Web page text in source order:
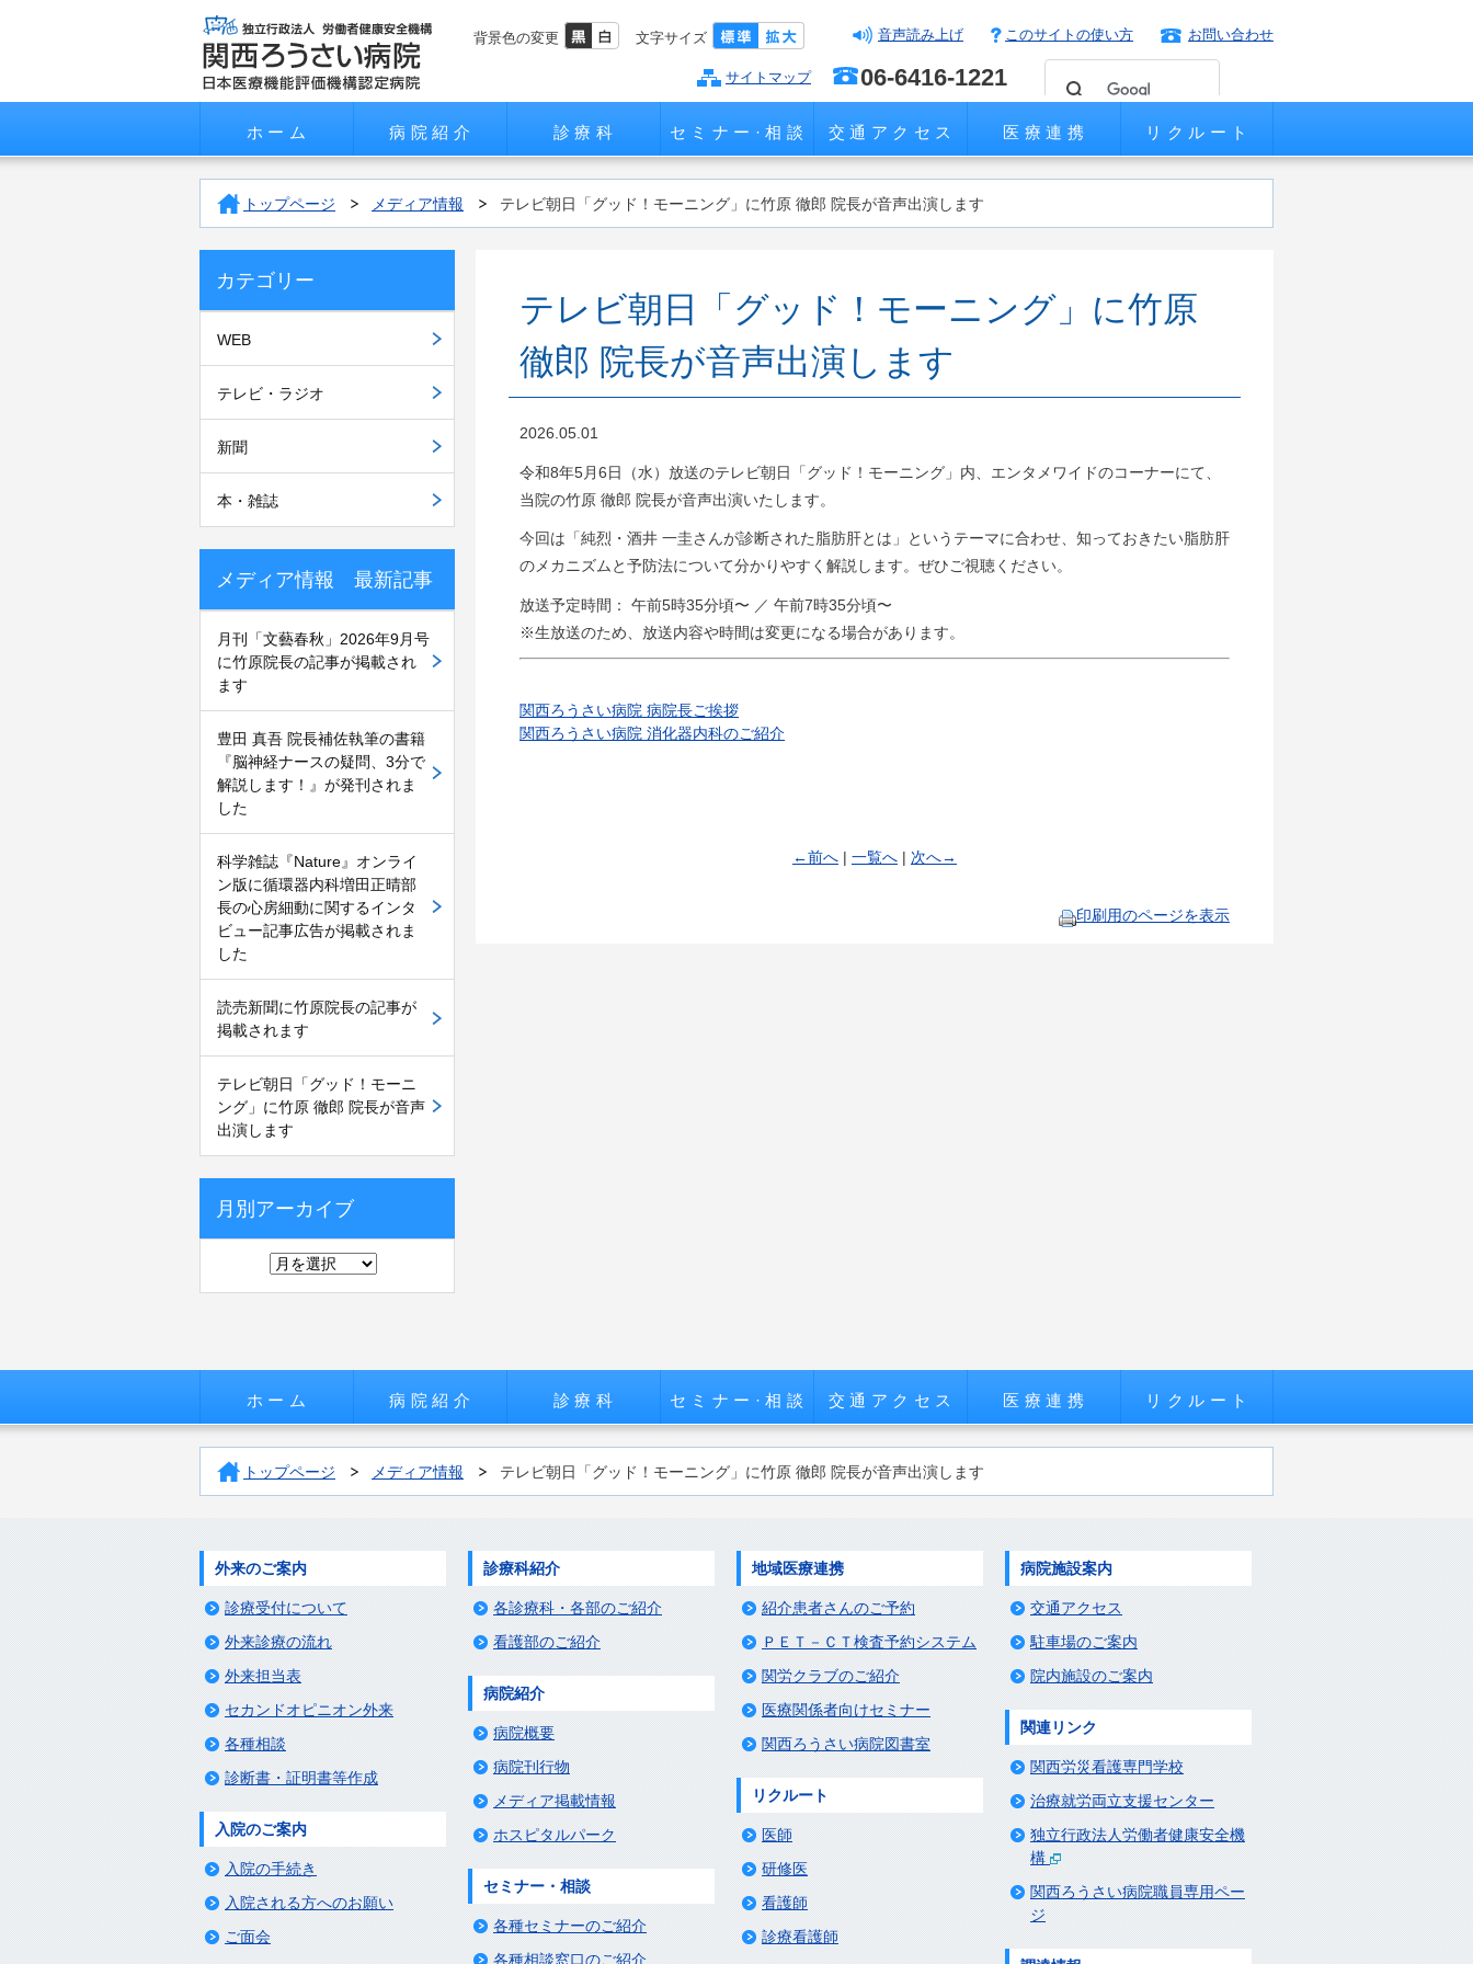
背景色の変更 文字サイズ 音声読み上げ このサイトの使い方 お問い合わせ
サイトマップ 06-6416-1221
ホーム 病院紹介 診療科 セミナー·相談 交通アクセス 医療連携 リクルート
トップページ メディア情報 テレビ朝日「グッド！モーニング」に竹原 徹郎 院長が音声出演します
テレビ朝日「グッド！モーニング」に竹原
徹郎 院長が音声出演します
2026.05.01
令和8年5月6日（水）放送のテレビ朝日「グッド！モーニング」内、エンタメワイドのコーナーにて、
当院の竹原 徹郎 院長が音声出演いたします。
今回は「純烈・酒井 一圭さんが診断された脂肪肝とは」というテーマに合わせ、知っておきたい脂肪肝
のメカニズムと予防法について分かりやすく解説します。ぜひご視聴ください。
放送予定時間： 午前5時35分頃〜 ／ 午前7時35分頃〜
※生放送のため、放送内容や時間は変更になる場合があります。
関西ろうさい病院 病院長ご挨拶
関西ろうさい病院 消化器内科のご紹介
←前へ | 一覧へ | 次へ→
印刷用のページを表示
カテゴリー
WEB
テレビ・ラジオ
新聞
本・雑誌
メディア情報 最新記事
月刊「文藝春秋」2026年9月号
に竹原院長の記事が掲載され
ます
豊田 真吾 院長補佐執筆の書籍
『脳神経ナースの疑問、3分で
解説します！』が発刊されま
した
科学雑誌『Nature』オンライ
ン版に循環器内科増田正晴部
長の心房細動に関するインタ
ビュー記事広告が掲載されま
した
読売新聞に竹原院長の記事が
掲載されます
テレビ朝日「グッド！モーニ
ング」に竹原 徹郎 院長が音声
出演します
月別アーカイブ
ホーム 病院紹介 診療科 セミナー·相談 交通アクセス 医療連携 リクルート
トップページ メディア情報 テレビ朝日「グッド！モーニング」に竹原 徹郎 院長が音声出演します
外来のご案内
診療受付について
外来診療の流れ
外来担当表
セカンドオピニオン外来
各種相談
診断書・証明書等作成
入院のご案内
入院の手続き
入院される方へのお願い
ご面会
診療科紹介
各診療科・各部のご紹介
看護部のご紹介
病院紹介
病院概要
病院刊行物
メディア掲載情報
ホスピタルパーク
セミナー・相談
各種セミナーのご紹介
各種相談窓口のご紹介
地域医療連携
紹介患者さんのご予約
ＰＥＴ－ＣＴ検査予約システム
関労クラブのご紹介
医療関係者向けセミナー
関西ろうさい病院図書室
リクルート
医師
研修医
看護師
診療看護師
病院施設案内
交通アクセス
駐車場のご案内
院内施設のご案内
関連リンク
関西労災看護専門学校
治療就労両立支援センター
独立行政法人労働者健康安全機
構
関西ろうさい病院職員専用ペー
ジ